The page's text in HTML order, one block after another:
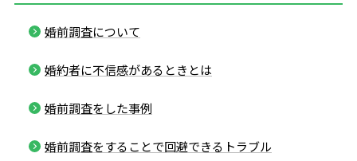
婚前調査について
婚約者に不信感があるときとは
婚前調査をした事例
婚前調査をすることで回避できるトラブル